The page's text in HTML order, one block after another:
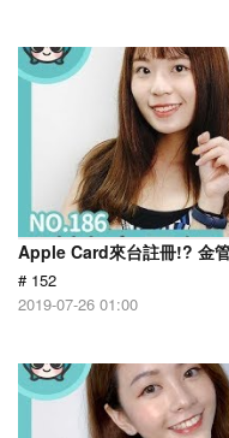
Apple Card來台註冊!? 金
# 152
2019-07-26 01:00